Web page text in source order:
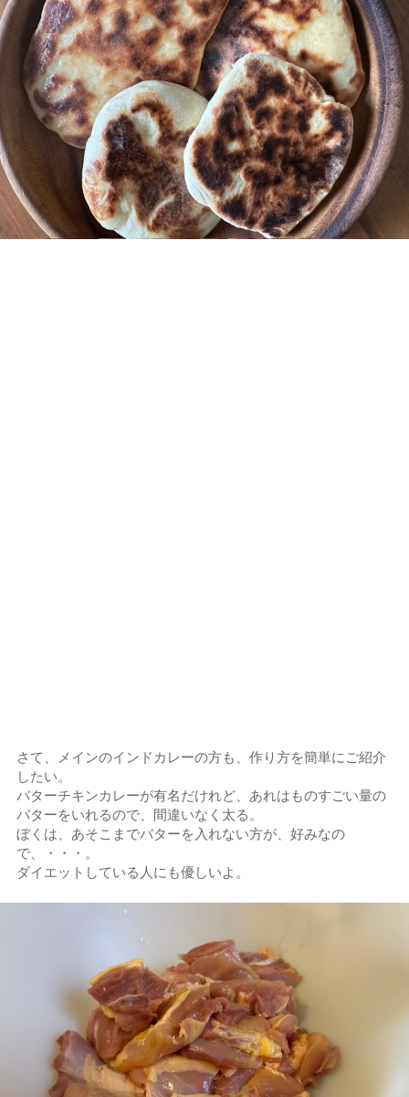
さて、メインのインドカレーの方も、作り方を簡単にご紹介
したい。
バターチキンカレーが有名だけれど、あれはものすごい量の
バターをいれるので、間違いなく太る。
ぼくは、あそこまでバターを入れない方が、好みなの
で、・・・。
ダイエットしている人にも優しいよ。